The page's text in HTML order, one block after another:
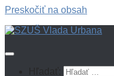
Preskočiť na obsah